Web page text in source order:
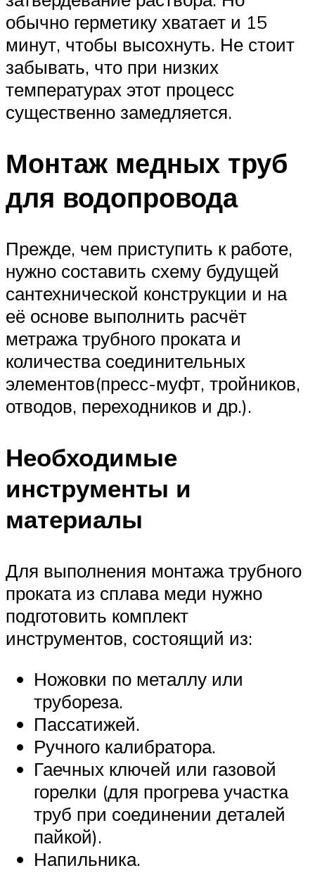
обычно герметику хватает и 15
минут, чтобы высохнуть. Не стоит
забывать, что при низких
температурах этот процесс
существенно замедляется.
Монтаж медных труб
для водопровода
Прежде, чем приступить к работе,
нужно составить схему будущей
сантехнической конструкции и на
её основе выполнить расчёт
метража трубного проката и
количества соединительных
элементов(пресс-муфт, тройников,
отводов, переходников и др.).
Необходимые
инструменты и
материалы
Для выполнения монтажа трубного
проката из сплава меди нужно
подготовить комплект
инструментов, состоящий из:
Ножовки по металлу или
трубореза.
Пассатижей.
Ручного калибратора.
Гаечных ключей или газовой
горелки (для прогрева участка
труб при соединении деталей
пайкой).
Напильника.